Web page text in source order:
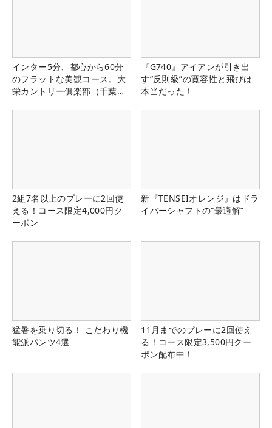
インター5分、都心から60分
のフラットな美観コース。大
栄カントリー俱楽部（千葉
『G740』アイアンが引き出
す“反則級”の寛容性と飛びは
本当だった！
2組7名以上のプレーに2回使
える！コース限定4,000円ク
ーポン
新『TENSEIオレンジ』はドラ
イバーシャフトの“最適解”
猛暑を乗り切る！ こだわり機
能派パンツ4選
11月までのプレーに2回使え
る！コース限定3,500円クー
ポン配布中！